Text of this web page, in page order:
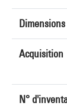
Dimensions
Acquisition
N°